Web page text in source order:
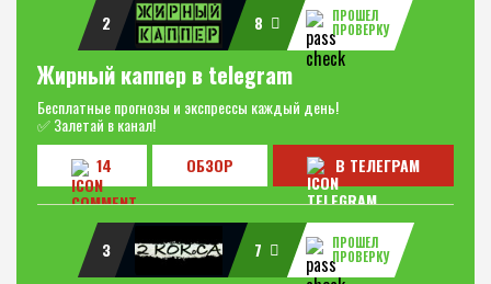
2 8
ПРОШЕЛ
ПРОВЕРКУ
Жирный каппер в telegram
Бесплатные прогнозы и экспрессы каждый день!
✅ Залетай в канал!
14
ОБЗОР В ТЕЛЕГРАМ
3 7
ПРОШЕЛ
ПРОВЕРКУ